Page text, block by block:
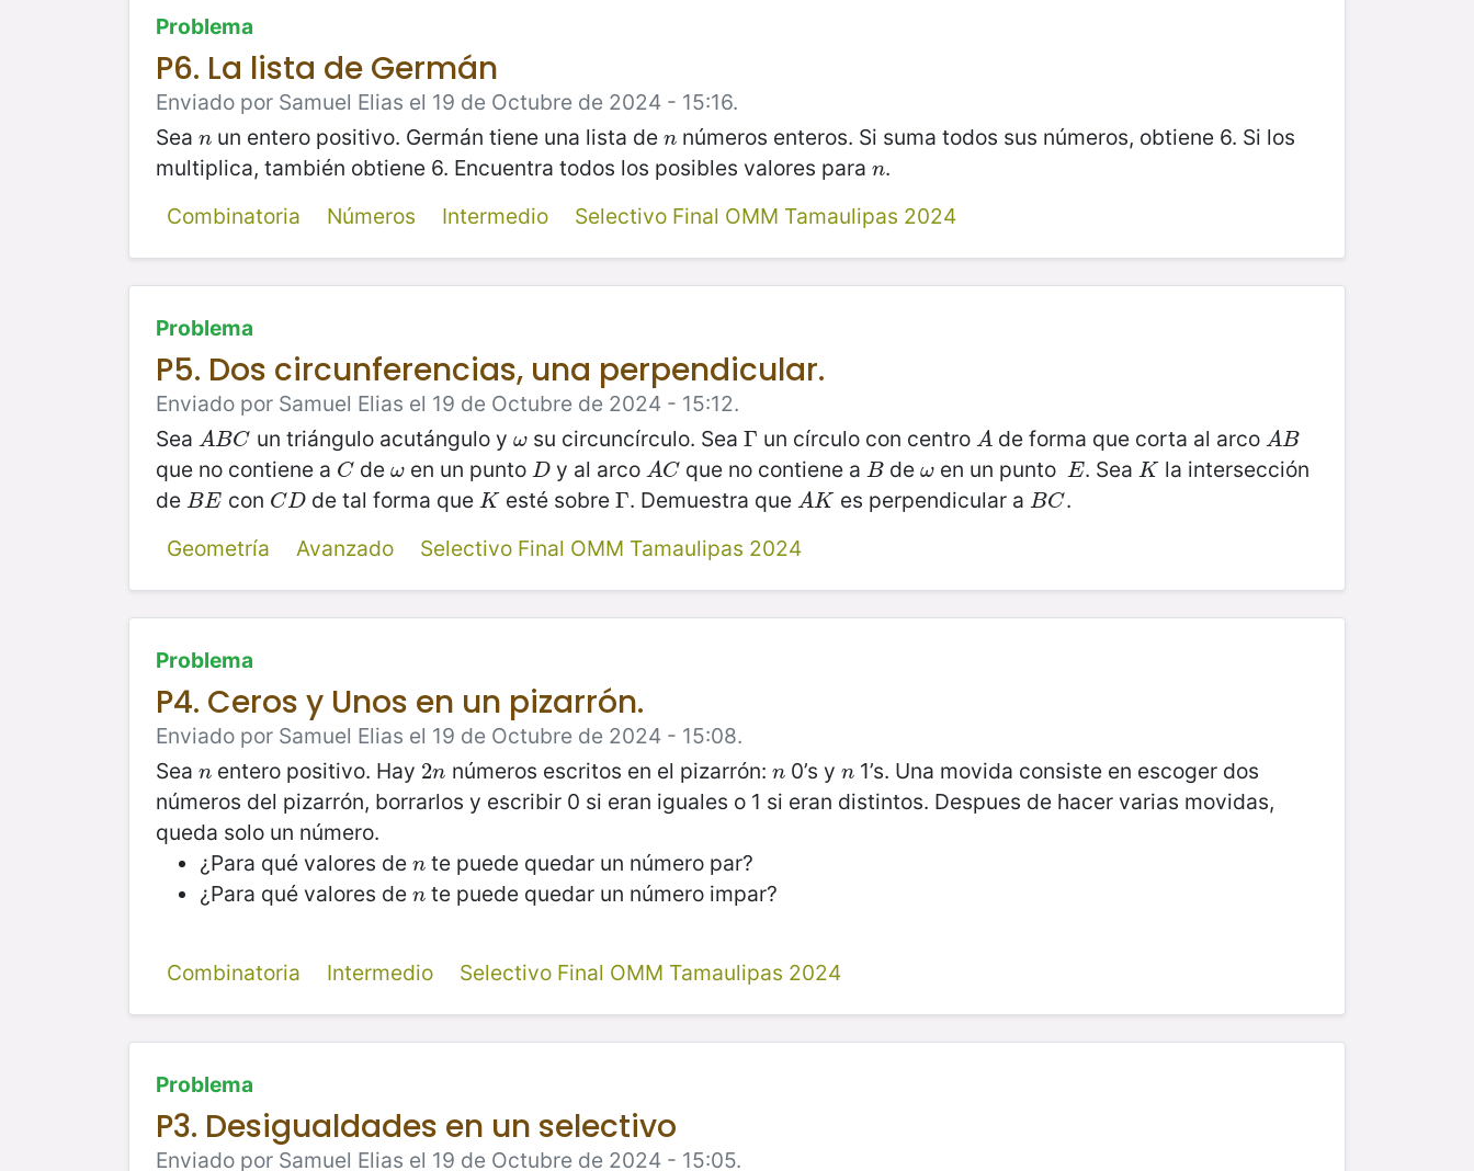
Problema
P6. La lista de Germán
Enviado por Samuel Elias el 19 de Octubre de 2024 - 15:16.
Sea n
n un entero positivo. Germán tiene una lista den
n números enteros. Si suma todos sus números, obtiene 6. Si los
multiplica, también obtiene 6. Encuentra todos los posibles valores para n
n.
Combinatoria
Números Intermedio Selectivo Final OMM Tamaulipas 2024
Problema
P5. Dos circunferencias, una perpendicular.
Enviado por Samuel Elias el 19 de Octubre de 2024 - 15:12.
Sea ABC
ABC un triángulo acutángulo y ω
ωsu circuncírculo. Sea Γ
Γ un círculo con centro A
Ade forma que corta al arco AB
AB
que no contiene a C
Cde ω
ω en un puntoD
Dy al arco AC
AC que no contiene a B
Bde ω
ωen un punto E
E . Sea K
K la intersección
de BE
BE con CD
CD de tal forma queK
K esté sobreΓ
Γ. Demuestra queAK
AK es perpendicular a BC
BC .
Geometría
Avanzado Selectivo Final OMM Tamaulipas 2024
Problema
P4. Ceros y Unos en un pizarrón.
Enviado por Samuel Elias el 19 de Octubre de 2024 - 15:08.
Sea n
n entero positivo. Hay 2n
2n números escritos en el pizarrón: n
n0’s y n
n 1’s. Una movida consiste en escoger dos
números del pizarrón, borrarlos y escribir 0 si eran iguales o 1 si eran distintos. Despues de hacer varias movidas,
queda solo un número.
¿Para qué valores de n
n te puede quedar un número par?
¿Para qué valores de n
n te puede quedar un número impar?
Combinatoria Intermedio Selectivo Final OMM Tamaulipas 2024
Problema
P3. Desigualdades en un selectivo
Enviado por Samuel Elias el 19 de Octubre de 2024 - 15:05.